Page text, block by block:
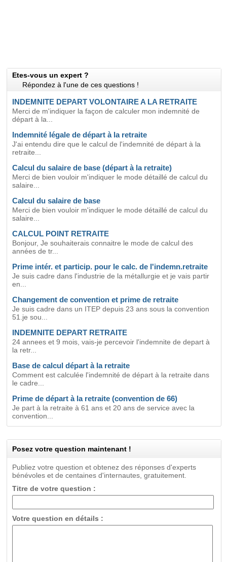
Etes-vous un expert ?
Répondez à l'une de ces questions !
INDEMNITE DEPART VOLONTAIRE A LA RETRAITE
Merci de m'indiquer la façon de calculer mon indemnité de
départ à la...
Indemnité légale de départ à la retraite
J'ai entendu dire que le calcul de l'indemnité de départ à la
retraite...
Calcul du salaire de base (départ à la retraite)
Merci de bien vouloir m'indiquer le mode détaillé de calcul du
salaire...
Calcul du salaire de base
Merci de bien vouloir m'indiquer le mode détaillé de calcul du
salaire...
CALCUL POINT RETRAITE
Bonjour, Je souhaiterais connaitre le mode de calcul des
années de tr...
Prime intér. et particip. pour le calc. de l'indemn.retraite
Je suis cadre dans l'industrie de la métallurgie et je vais partir
en...
Changement de convention et prime de retraite
Je suis cadre dans un ITEP depuis 23 ans sous la convention
51.je sou...
INDEMNITE DEPART RETRAITE
24 annees et 9 mois, vais-je percevoir l'indemnite de depart à
la retr...
Base de calcul départ à la retraite
Comment est calculée l'indemnité de départ à la retraite dans
le cadre...
Prime de départ à la retraite (convention de 66)
Je part à la retraite à 61 ans et 20 ans de service avec la
convention...
Posez votre question maintenant !
Publiez votre question et obtenez des réponses d'experts
bénévoles et de centaines d'internautes, gratuitement.
Titre de votre question :
Votre question en détails :